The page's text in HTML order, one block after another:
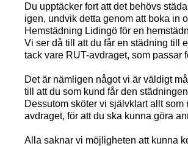
Du upptäcker fort att det behövs
igen, undvik detta genom att boka in
Hemstädning Lidingö för en
Vi ser då till att du får en städning till
tack vare RUT-avdraget, som passar
Det är nämligen något vi är väldigt
till att du som kund får den
Dessutom sköter vi självklart allt som
avdraget, för att du ska kunna göra
Alla saknar vi möjligheten att kunna